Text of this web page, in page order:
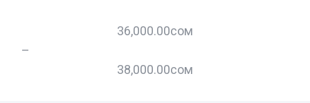
36,000.00сом
–
38,000.00сом